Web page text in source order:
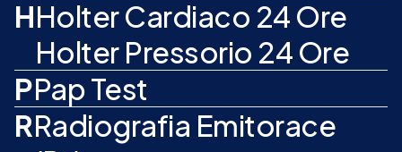
HHolter Cardiaco 24 Ore
Holter Pressorio 24 Ore
PPap Test
RRadiografia Emitorace